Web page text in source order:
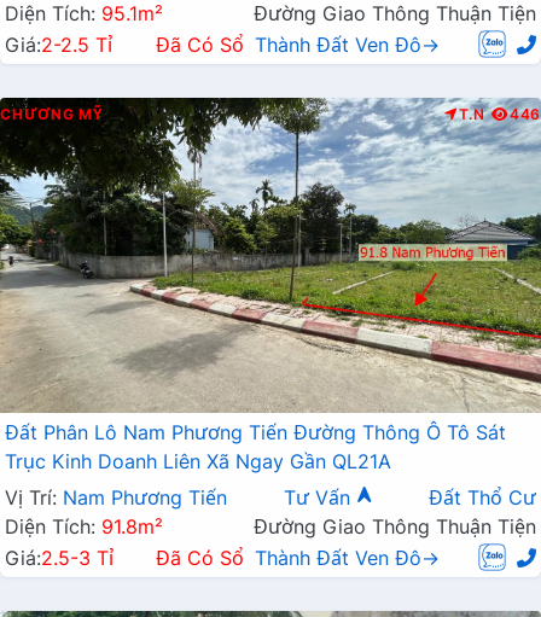
Diện Tích: 95.1m²
Đường Giao Thông Thuận Tiện
Giá:2-2.5 Tỉ Đã Có Sổ Thành Đất Ven Đô→
CHƯƠNG MỸ T.N 446
Đất Phân Lô Nam Phương Tiến Đường Thông Ô Tô Sát
Trục Kinh Doanh Liên Xã Ngay Gần QL21A
Vị Trí: Nam Phương Tiến Tư Vấn
Đất Thổ Cư
Diện Tích: 91.8m²
Đường Giao Thông Thuận Tiện
Giá:2.5-3 Tỉ Đã Có Sổ Thành Đất Ven Đô→